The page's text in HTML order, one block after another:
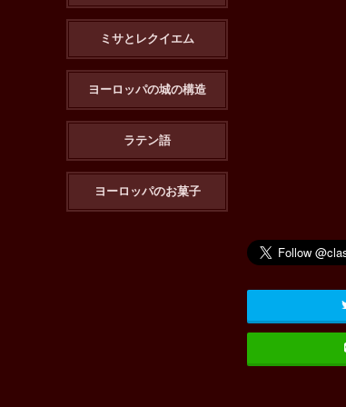
ミサとレクイエム
ヨーロッパの城の構造
ラテン語
ヨーロッパのお菓子